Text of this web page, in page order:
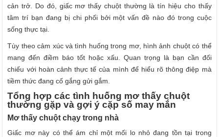
cản trở. Do đó, giấc mơ thấy chuột thường là tín hiệu cho thấy
tâm trí bạn đang bị chi phối bởi một vấn đề nào đó trong cuộc
sống thực tại.
Tùy theo cảm xúc và tình huống trong mơ, hình ảnh chuột có thể
mang đến điềm báo tốt hoặc xấu. Quan trọng là bạn cần đối
chiếu với hoàn cảnh thực tế của mình để hiểu rõ thông điệp mà
tiềm thức đang cố gắng gửi gắm.
Tổng hợp các tình huống mơ thấy chuột
thường gặp và gợi ý cặp số may mắn
Mơ thấy chuột chạy trong nhà
Giấc mơ này có thể ám chỉ một mối lo nhỏ đang tồn tại trong